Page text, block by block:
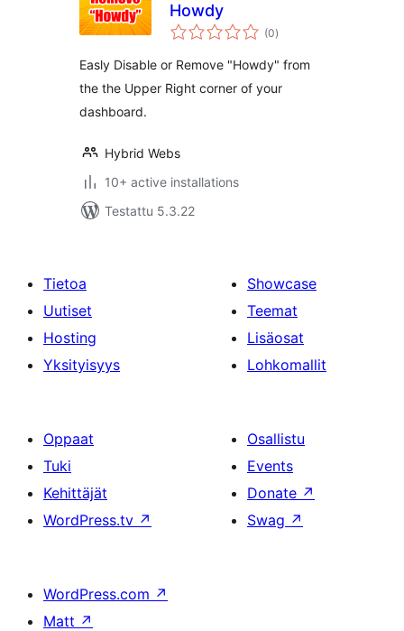
Howdy
(0arvosanat
yhteensä
)
Easly Disable or Remove "Howdy" from
the the Upper Right corner of your
dashboard.
Hybrid Webs
10+ active installations
Testattu 5.3.22
Tietoa
Uutiset
Hosting
Yksityisyys
Showcase
Teemat
Lisäosat
Lohkomallit
Oppaat
Tuki
Kehittäjät
WordPress.tv ↗
Osallistu
Events
Donate ↗
Swag ↗
WordPress.com ↗
Matt ↗